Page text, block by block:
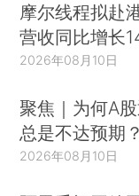
摩尔线程拟赴
营收同比增长
2026年08月10日
聚焦｜为何A
总是不达预期？
2026年08月10日